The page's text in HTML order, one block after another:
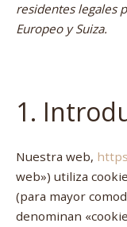
residentes legales
Europeo y Suiza.
1.
Nuestra web,
web») utiliza
(para mayor
denominan